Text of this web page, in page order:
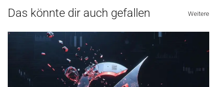
Das könnte dir auch gefallen Weitere